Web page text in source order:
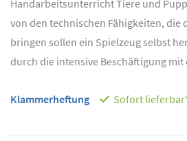
Handarbeitsunterricht Tiere und
von den technischen Fähigkeiten, die
bringen sollen ein Spielzeug selbst
durch die intensive Beschäftigung
Klammerheftung Sofort